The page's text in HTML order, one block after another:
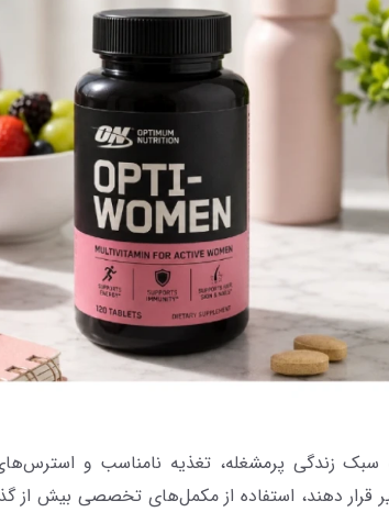
سبک زندگی پرمشغله، تغذیه نامناسب و
قرار دهند، استفاده از مکمل‌های تخصصی بیش از